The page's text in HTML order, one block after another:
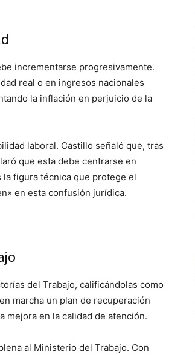
incrementarse progresivamente.
real o en ingresos nacionales
la inflación en perjuicio de la
laboral. Castillo señaló que, tras
que esta debe centrarse en
figura técnica que protege el
en esta confusión jurídica.
del Trabajo, calificándolas como
marcha un plan de recuperación
mejora en la calidad de atención.
al Ministerio del Trabajo. Con